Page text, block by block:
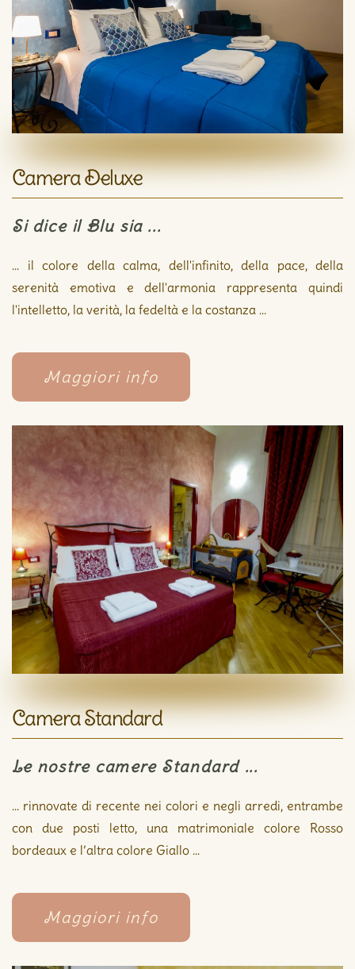
Camera Deluxe
Si dice il Blu sia ...
... il colore della calma, dell'infinito, della pace, della
serenità emotiva e dell'armonia rappresenta quindi
l'intelletto, la verità, la fedeltà e la costanza ...
Maggiori info
Camera Standard
Le nostre camere Standard ...
... rinnovate di recente nei colori e negli arredi, entrambe
con due posti letto, una matrimoniale colore Rosso
bordeaux e l’altra colore Giallo ...
Maggiori info